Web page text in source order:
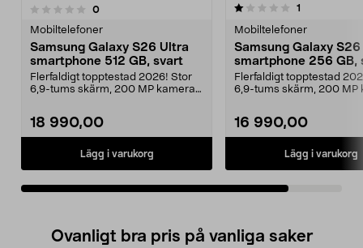
0recensioner
Mobiltelefoner
Samsung Galaxy S26 Ultra
smartphone 512 GB, svart
Flerfaldigt topptestad 2026! Stor
6,9-tums skärm, 200 MP kamera
18 990,00
Lägg i varukorg
1.0av 5 stjärnor 1
Mobiltelefoner
Samsung Galaxy
smartphone 256 GB,
Flerfaldigt topptestad
6,9-tums skärm, 200 MP
16 990,00
Lägg i varukorg
Ovanligt bra pris på vanliga saker